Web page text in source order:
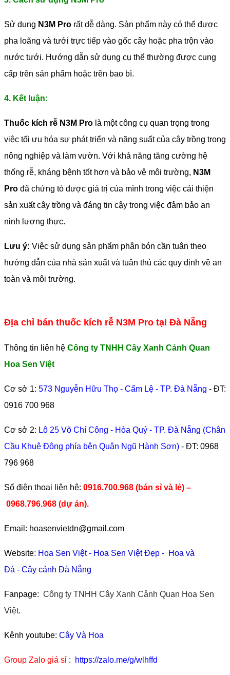
Sử dụng N3M Pro rất dễ dàng. Sản phẩm này có thể được
pha loãng và tưới trực tiếp vào gốc cây hoặc pha trộn vào
nước tưới. Hướng dẫn sử dụng cụ thể thường được cung
cấp trên sản phẩm hoặc trên bao bì.
4. Kết luận:
Thuốc kích rễ N3M Pro là một công cụ quan trọng trong
việc tối ưu hóa sự phát triển và năng suất của cây trồng trong
nông nghiệp và làm vườn. Với khả năng tăng cường hệ
thống rễ, kháng bệnh tốt hơn và bảo vệ môi trường, N3M
Pro đã chứng tỏ được giá trị của mình trong việc cải thiện
sản xuất cây trồng và đáng tin cậy trong việc đảm bảo an
ninh lương thực.
Lưu ý: Việc sử dụng sản phẩm phân bón cần tuân theo
hướng dẫn của nhà sản xuất và tuân thủ các quy định về an
toàn và môi trường.
Địa chỉ bán thuốc kích rễ N3M Pro tại Đà Nẵng
Thông tin liên hệ Công ty TNHH Cây Xanh Cảnh Quan
Hoa Sen Việt
Cơ sở 1: 573 Nguyễn Hữu Thọ - Cẩm Lệ - TP. Đà Nẵng - ĐT:
0916 700 968
Cơ sở 2: Lô 25 Võ Chí Công - Hòa Quý - TP. Đà Nẵng (Chân
Cầu Khuê Đông phía bên Quận Ngũ Hành Sơn) - ĐT: 0968
796 968
​Số điện thoại liên hệ: 0916.700.968 (bán sỉ và lẻ) –
0968.796.968 (dự án).
Email: hoasenvietdn@gmail.com
Website: Hoa Sen Việt- Hoa Sen Việt Đẹp - Hoa và
Đá - Cây cảnh Đà Nẵng
Fanpage: Công ty TNHH Cây Xanh Cảnh Quan Hoa Sen
Việt.
Kênh youtube: Cây Và Hoa
Group Zalo giá sỉ : https://zalo.me/g/wlhffd